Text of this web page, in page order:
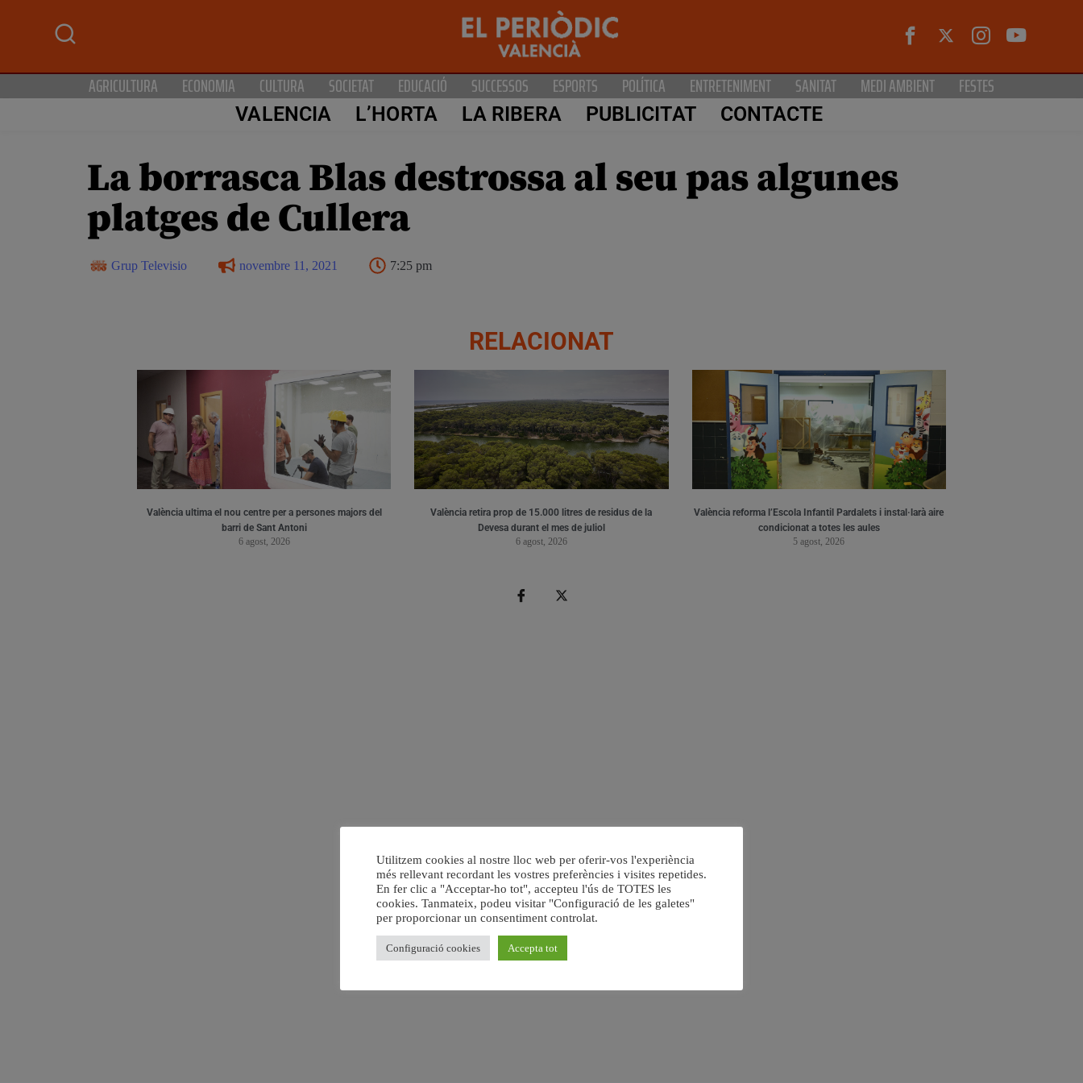
AGRICULTURA ECONOMIA CULTURA SOCIETAT EDUCACIÓ SUCCESSOS ESPORTS POLÍTICA ENTRETENIMENT SANITAT MEDI AMBIENT FESTES
VALENCIA L’HORTA LA RIBERA PUBLICITAT CONTACTE
La borrasca Blas destrossa al seu pas algunes
platges de Cullera
Grup Televisio novembre 11, 2021 7:25 pm
RELACIONAT
València ultima el nou centre per a persones majors del
barri de Sant Antoni
6 agost, 2026
València retira prop de 15.000 litres de residus de la
Devesa durant el mes de juliol
6 agost, 2026
València reforma l’Escola Infantil Pardalets i instal·larà aire
condicionat a totes les aules
5 agost, 2026
Utilitzem cookies al nostre lloc web per oferir-vos l'experiència
més rellevant recordant les vostres preferències i visites repetides.
En fer clic a "Acceptar-ho tot", accepteu l'ús de TOTES les
cookies. Tanmateix, podeu visitar "Configuració de les galetes"
per proporcionar un consentiment controlat.
Configuració cookies Accepta tot